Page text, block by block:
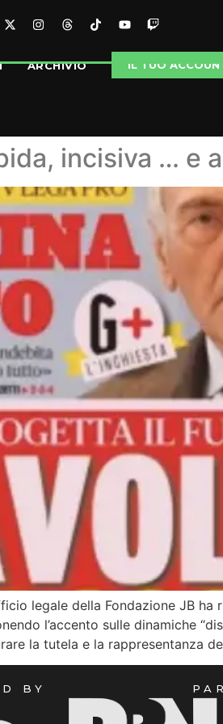
ARCHIVIO IL TUO
incisiva … e
legale della Fondazione JB
l’accento sulle dinamiche
la tutela e la rappresentanza
BY